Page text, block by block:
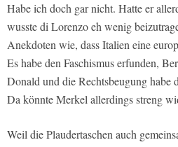
Habe ich doch gar nicht. Hatte er
wusste di Lorenzo eh wenig
Anekdoten wie, dass Italien eine
Es habe den Faschismus erfunden,
Donald und die Rechtsbeugung habe
Da könnte Merkel allerdings streng
Weil die Plaudertaschen auch